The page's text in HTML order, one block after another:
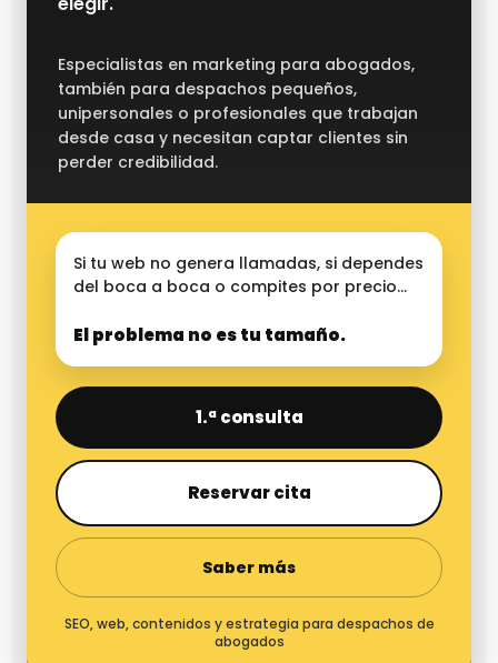
Especialistas en marketing para abogados,
también para despachos pequeños,
unipersonales o profesionales que trabajan
desde casa y necesitan captar clientes sin
perder credibilidad.
Si tu web no genera llamadas, si dependes
del boca a boca o compites por precio…
El problema no es tu tamaño.
1.ª consulta
Reservar cita
Saber más
SEO, web, contenidos y estrategia para despachos de
abogados